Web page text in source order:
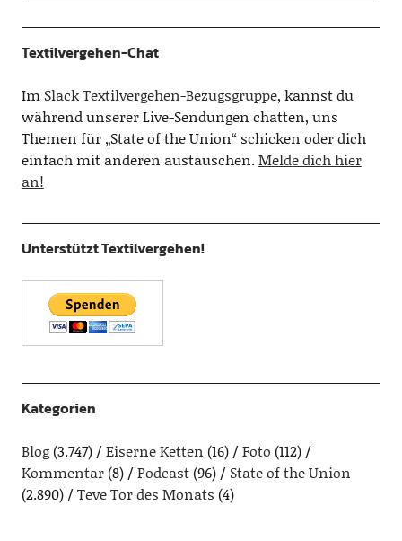
Textilvergehen-Chat
Im Slack Textilvergehen-Bezugsgruppe, kannst du
während unserer Live-Sendungen chatten, uns
Themen für „State of the Union“ schicken oder dich
einfach mit anderen austauschen.Melde dich hier
an!
Unterstützt Textilvergehen!
Kategorien
Blog(3.747) Eiserne Ketten (16) Foto (112)
Kommentar(8) Podcast(96)
State of the Union
(2.890)
Teve Tor des Monats (4)